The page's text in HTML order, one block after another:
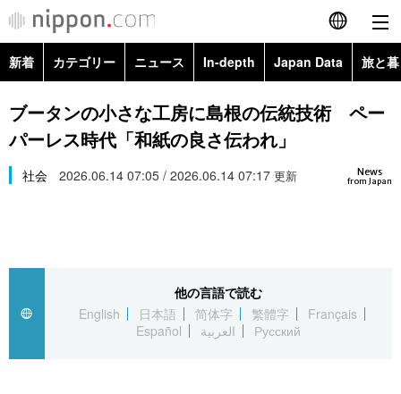
English
简体字
Русский
カテゴリー
経済・ビジネス
国際
トップ
アーカイブ
In-depth
Japan Data
新着 カテゴリー ニュース In-depth Japan Data 旅と
政治・外交
経済・ビジネス
Topics
ブータンの小さな工房に島根の伝統技術 ペー
パーレス時代「和紙の良さ伝われ」
News
from Japan
社会 2026.06.14 07:05 / 2026.06.14 07:17 更新
他の言語で読む
English
日本語 简体字 繁體字
Français
Español
العربية Русский